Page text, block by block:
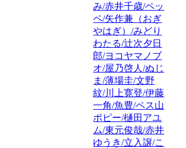
み/赤井千歳/ペッ
ペ/矢作兼（おぎ
やはぎ）/みどり
わたる/辻次夕日
郎/ヨコヤマノブ
オ/屋乃啓人/ぬじ
ま/薄場圭/文野
紋/川上寛登/伊藤
一角/魚豊/ペス山
ポピー/樋田アユ
ム/東元俊哉/赤井
ゆうき/立入譲/こ